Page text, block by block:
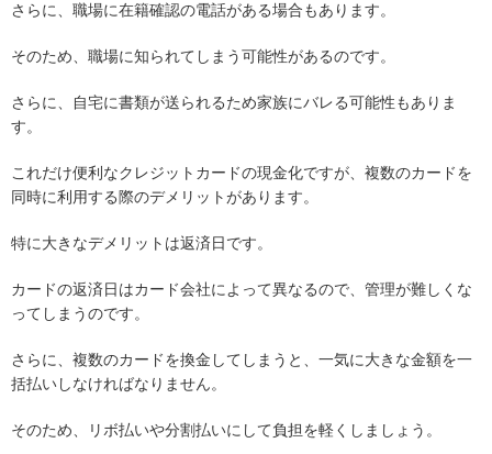
さらに、職場に在籍確認の電話がある場合もあります。
そのため、職場に知られてしまう可能性があるのです。
さらに、自宅に書類が送られるため家族にバレる可能性もありま
す。
これだけ便利なクレジットカードの現金化ですが、複数のカードを
同時に利用する際のデメリットがあります。
特に大きなデメリットは返済日です。
カードの返済日はカード会社によって異なるので、管理が難しくな
ってしまうのです。
さらに、複数のカードを換金してしまうと、一気に大きな金額を一
括払いしなければなりません。
そのため、リボ払いや分割払いにして負担を軽くしましょう。